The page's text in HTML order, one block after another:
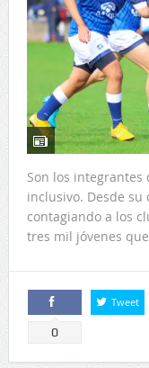
Son los
inclusivo. Desde
contagiando a los
tres mil jóvenes
Comparte
0
Tweet